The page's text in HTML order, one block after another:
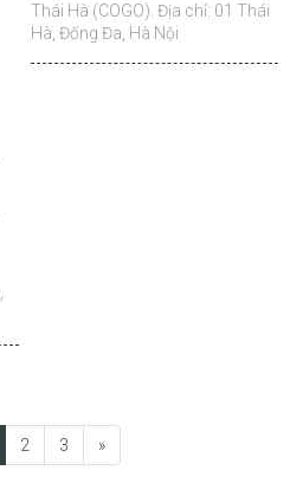
Thái Hà (COGO). Địa chỉ: 01 Thái
Hà, Đống Đa, Hà Nội
2 3 »